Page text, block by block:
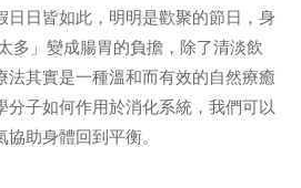
日日皆如此，明明是歡聚的節日，身
法其實是一種溫和而有效的自然療癒
子如何作用於消化系統，我們可以
助身體回到平衡。